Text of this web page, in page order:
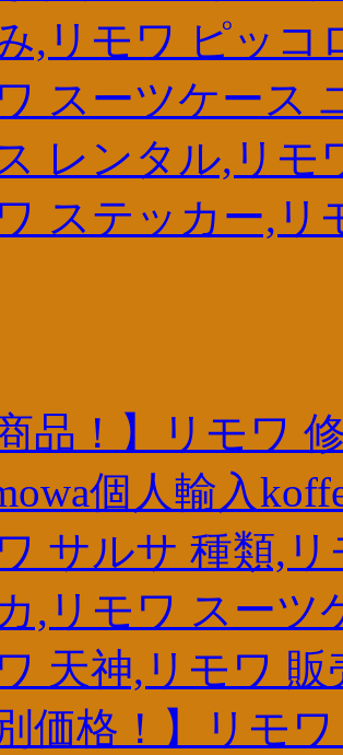
,リモワ ピッコ
スーツケース
レンタル,リモ
ステッカー,
商品！】リモワ
個人輸入
サルサ 種類,
,リモワ スーツ
天神,リモワ
別価格！】リモ